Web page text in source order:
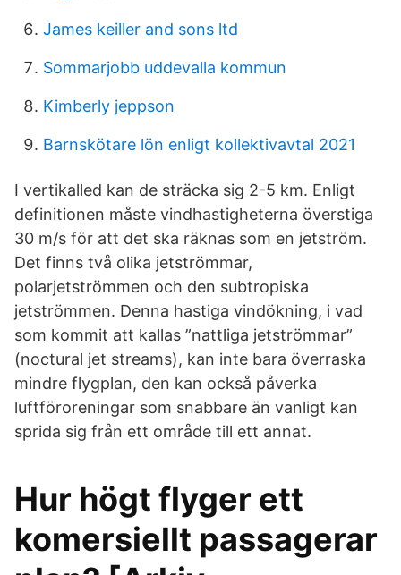
James keiller and sons ltd
Sommarjobb uddevalla kommun
Kimberly jeppson
Barnskötare lön enligt kollektivavtal 2021
I vertikalled kan de sträcka sig 2-5 km. Enligt
definitionen måste vindhastigheterna överstiga
30 m/s för att det ska räknas som en jetström.
Det finns två olika jetströmmar,
polarjetströmmen och den subtropiska
jetströmmen. Denna hastiga vindökning, i vad
som kommit att kallas ”nattliga jetströmmar”
(noctural jet streams), kan inte bara överraska
mindre flygplan, den kan också påverka
luftföroreningar som snabbare än vanligt kan
sprida sig från ett område till ett annat.
Hur högt flyger ett
komersiellt passagerar